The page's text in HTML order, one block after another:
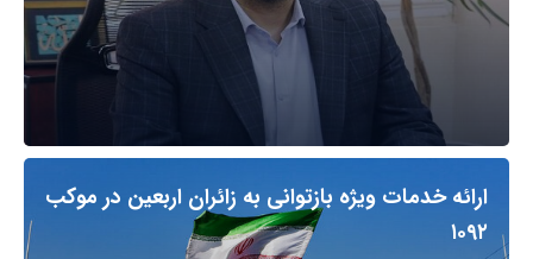
ارائه خدمات ویژه بازتوانی به زائران اربعین در موکب
۱۰۹۲